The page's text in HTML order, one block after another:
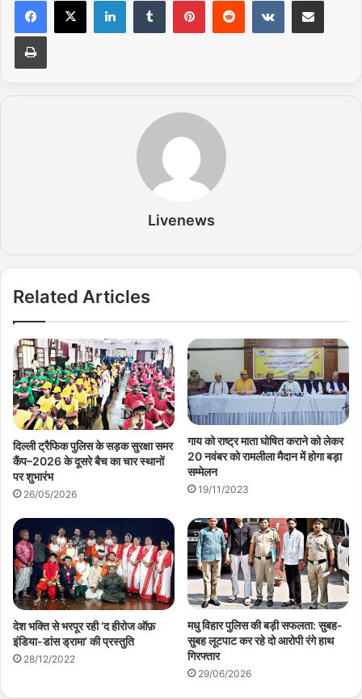
Livenews
Related Articles
दिल्ली ट्रैफिक पुलिस के सड़क सुरक्षा समर
कैंप–2026 के दूसरे बैच का चार स्थानों
पर शुभारंभ
26/05/2026
गाय को राष्ट्र माता घोषित कराने को लेकर
20 नवंबर को रामलीला मैदान में होगा बड़ा
सम्मेलन
19/11/2023
देश भक्ति से भरपूर रही ‘द हीरोज ऑफ़
इंडिया-डांस ड्रामा’ की प्रस्तुति
28/12/2022
मधु विहार पुलिस की बड़ी सफलता: सुबह-
सुबह लूटपाट कर रहे दो आरोपी रंगे हाथ
गिरफ्तार
29/06/2026